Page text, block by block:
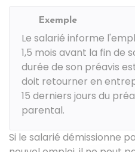
Exemple
Le salarié informe
1,5 mois avant la fin de
durée de son préavis
doit retourner en
15 derniers jours du
parental.
Si le salarié démissionne